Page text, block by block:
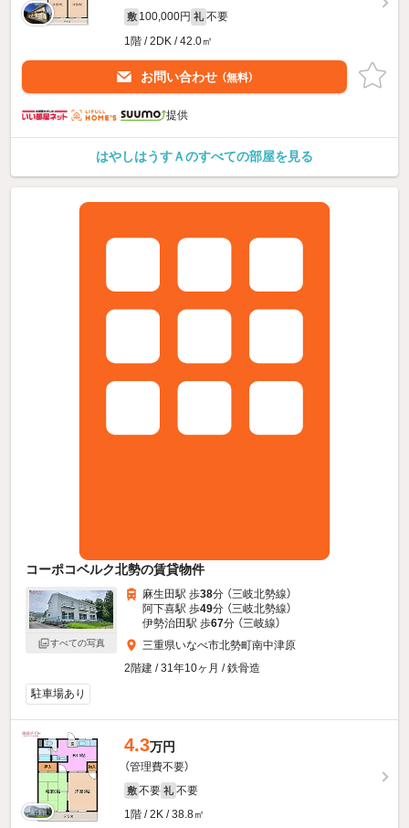
敷 100,000円 礼 不要
1階 / 2DK / 42.0㎡
お問い合わせ （無料）
提供
はやしはうすＡのすべての部屋を見る
コーポコベルク北勢の賃貸物件
すべての写真
麻生田駅 歩38分 （三岐北勢線）
阿下喜駅 歩49分 （三岐北勢線）
伊勢治田駅 歩67分 （三岐線）
三重県いなべ市北勢町南中津原
2階建 / 31年10ヶ月 / 鉄骨造
駐車場あり
4.3万円
（管理費不要）
敷 不要 礼 不要
1階 / 2K / 38.8㎡